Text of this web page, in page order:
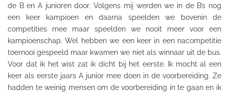
de B en A junioren door. Volgens mij werden we in de B’s nog
een keer kampioen en daarna speelden we bovenin de
competities mee maar speelden we nooit meer voor een
kampioenschap. Wel hebben we een keer in een nacompetitie
toernooi gespeeld maar kwamen we niet als winnaar uit de bus.
Voor dat ik het wist zat ik dicht bij het eerste. Ik mocht al een
keer als eerste jaars A junior mee doen in de voorbereiding. Ze
hadden te weinig mensen om de voorbereiding in te gaan en ik